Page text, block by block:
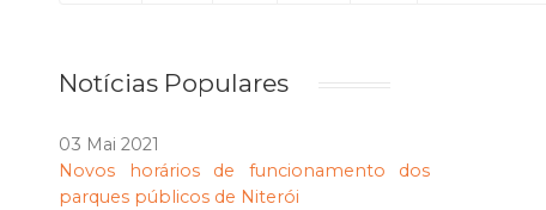
Notícias Populares
03 Mai 2021
Novos horários de funcionamento dos
parques públicos de Niterói